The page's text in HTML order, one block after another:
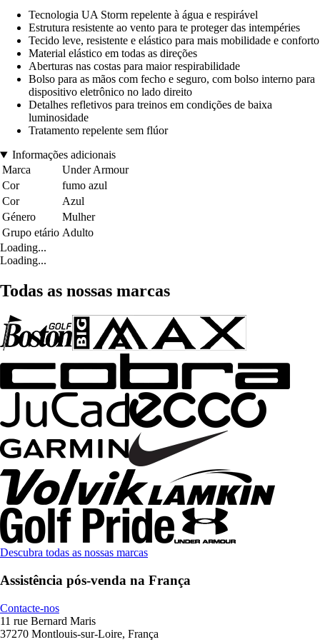
Tecnologia UA Storm repelente à água e respirável
Estrutura resistente ao vento para te proteger das intempéries
Tecido leve, resistente e elástico para mais mobilidade e conforto
Material elástico em todas as direções
Aberturas nas costas para maior respirabilidade
Bolso para as mãos com fecho e seguro, com bolso interno para
dispositivo eletrônico no lado direito
Detalhes refletivos para treinos em condições de baixa
luminosidade
Tratamento repelente sem flúor
Informações adicionais
Marca
Under Armour
Cor
fumo azul
Cor
Azul
Género
Mulher
Grupo etário Adulto
Loading...
Loading...
Todas as nossas marcas
Descubra todas as nossas marcas
Assistência pós-venda na França
Contacte-nos
11 rue Bernard Maris
37270 Montlouis-sur-Loire, França